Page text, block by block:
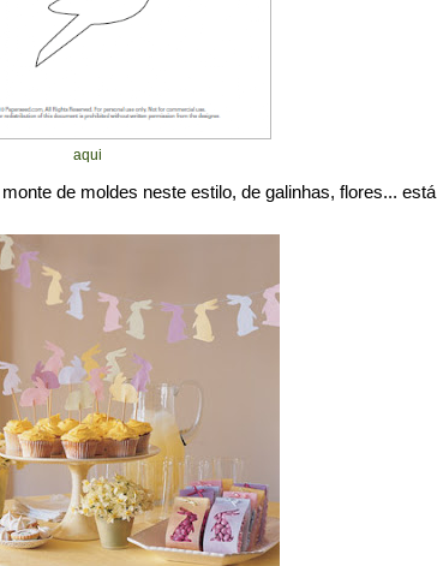
aqui
de moldes neste estilo, de galinhas, flores... está